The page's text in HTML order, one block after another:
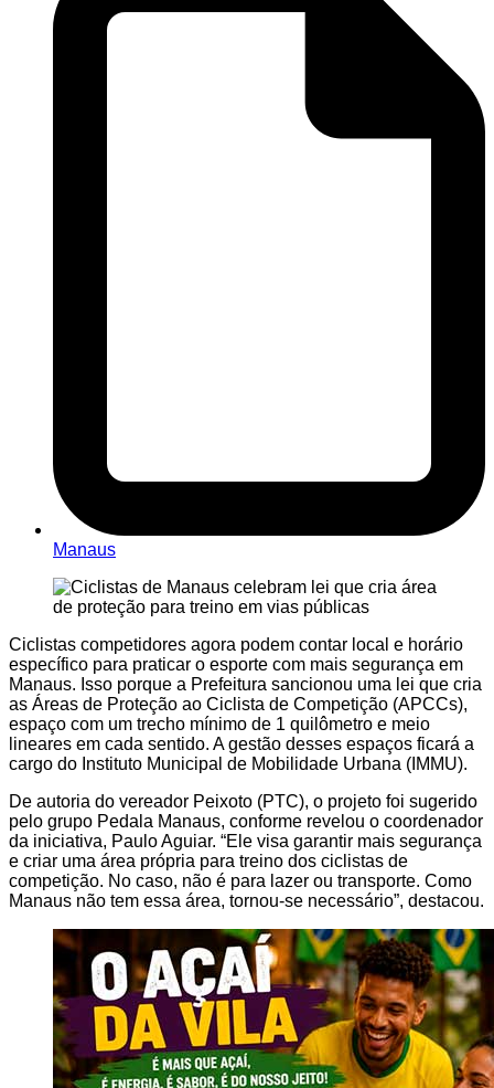
Manaus
Ciclistas competidores agora podem contar local e horário
específico para praticar o esporte com mais segurança em
Manaus. Isso porque a Prefeitura sancionou uma lei que cria
as Áreas de Proteção ao Ciclista de Competição (APCCs),
espaço com um trecho mínimo de 1 quilômetro e meio
lineares em cada sentido. A gestão desses espaços ficará a
cargo do Instituto Municipal de Mobilidade Urbana (IMMU).
De autoria do vereador Peixoto (PTC), o projeto foi sugerido
pelo grupo Pedala Manaus, conforme revelou o coordenador
da iniciativa, Paulo Aguiar. “Ele visa garantir mais segurança
e criar uma área própria para treino dos ciclistas de
competição. No caso, não é para lazer ou transporte. Como
Manaus não tem essa área, tornou-se necessário”, destacou.